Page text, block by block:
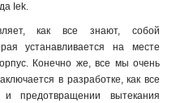
Iek.
как все знают, собой
устанавливается на месте
Конечно же, все мы очень
в разработке, как все
и предотвращении вытекания